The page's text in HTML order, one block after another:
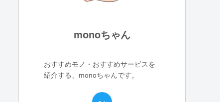
monoちゃん
おすすめモノ・おすすめサービスを
紹介する、monoちゃんです。